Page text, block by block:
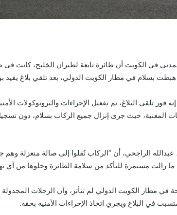
في الكويت أن طائرة تابعة لطيران الخليج، كانت في
فور تلقي البلاغ، تم تفعيل الإجراءات والبروتوكولات
المعنية، حيث جرى إنزال جميع الركاب بسلام، دون
عبدالله الراجحي، أن “الركاب نُقلوا إلى صالة منعزلة
ما زالت مستمرة للتأكد من سلامة الطائرة وخلوها من أي
في مطار الكويت الدولي لم تتأثر، وأن الرحلات
في البلاغ ويجري اتخاذ الإجراءات الأمنية بحقه.
لتطوير
وتشغيل
The First Group وPulse
Developments توقعان شراكة
«دالتكس»
تطلق
الفني
الزراعي
23 مايو، 2026